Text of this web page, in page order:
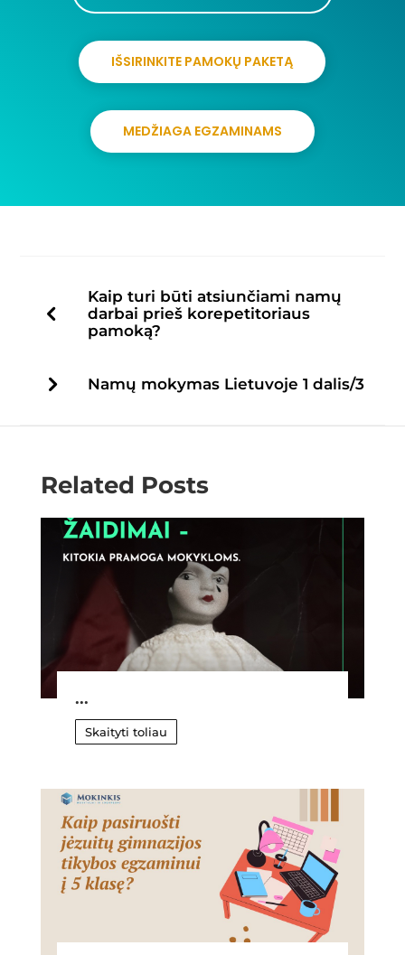
IŠSIRINKITE PAMOKŲ PAKETĄ
MEDŽIAGA EGZAMINAMS
Kaip turi būti atsiunčiami namų
darbai prieš korepetitoriaus
pamoką?
Namų mokymas Lietuvoje 1 dalis/3
Related Posts
...
Skaityti toliau